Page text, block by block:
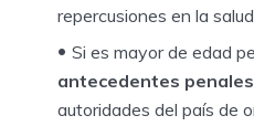
repercusiones en la salud
Si es mayor de edad
antecedentes penales
autoridades del país de